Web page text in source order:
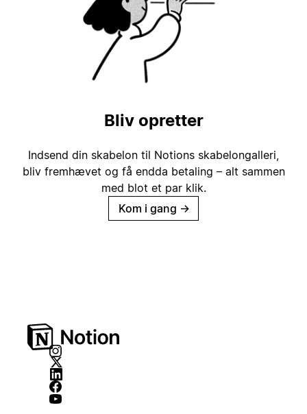
Bliv opretter
Indsend din skabelon til Notions skabelongalleri,
bliv fremhævet og få endda betaling – alt sammen
med blot et par klik.
Kom i gang →